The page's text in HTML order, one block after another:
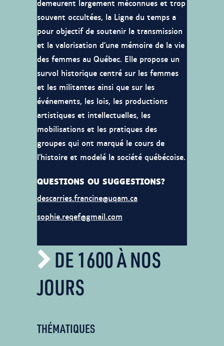
demeurent largement méconnues et trop
souvent occultées, la Ligne du temps a
pour objectif de soutenir la transmission
et la valorisation d’une mémoire de la vie
des femmes au Québec. Elle propose un
survol historique centré sur les femmes
et les militantes ainsi que sur les
événements, les lois, les productions
artistiques et intellectuelles, les
mobilisations et les pratiques des
groupes qui ont marqué le cours de
l’histoire et modelé la société québécoise.
QUESTIONS OU SUGGESTIONS?
descarries.francine@uqam.ca
sophie.reqef@gmail.com
DE 1600 À NOS
JOURS
THÉMATIQUES